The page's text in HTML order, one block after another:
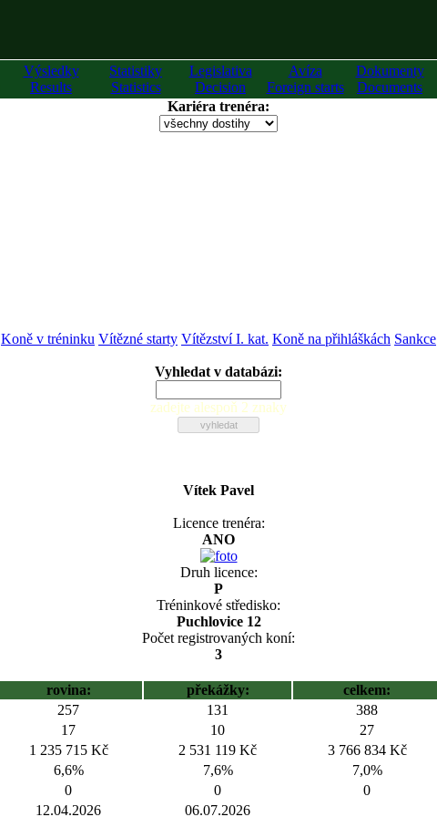
Výsledky
Results
Statistiky
Statistics
Legislativa
Decision
Avíza
Foreign starts
Dokumenty
Documents
Kariéra trenéra:
Koně v tréninku Vítězné starty Vítězství I. kat. Koně na přihláškách Sankce
Vyhledat v databázi:
zadejte alespoň 2 znaky
Vítek Pavel
Licence trenéra:
ANO
Druh licence:
P
Tréninkové středisko:
Puchlovice 12
Počet registrovaných koní:
3
rovina: překážky:
celkem:
257 131
388
17 10
27
1 235 715 Kč 2 531 119 Kč
3 766 834 Kč
6,6% 7,6%
7,0%
0 0
0
12.04.2026 06.07.2026